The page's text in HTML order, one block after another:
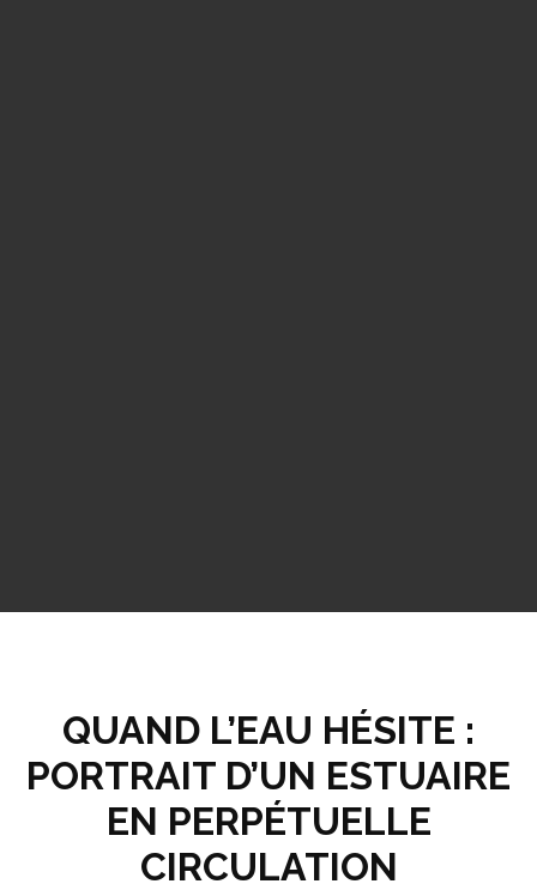
QUAND L’EAU HÉSITE :
PORTRAIT D’UN ESTUAIRE
EN PERPÉTUELLE
CIRCULATION